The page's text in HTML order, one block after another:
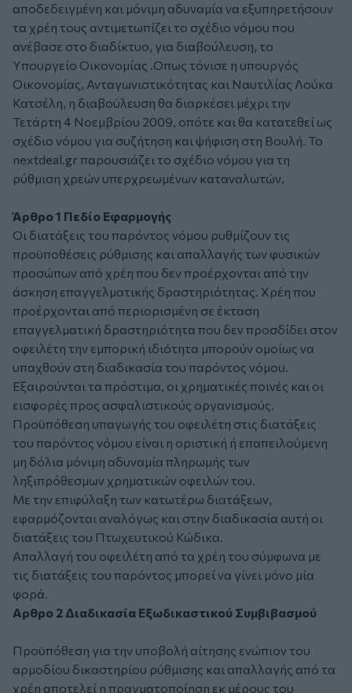
αποδεδειγμένη και μόνιμη αδυναμία να εξυπηρετήσουν
τα χρέη τους αντιμετωπίζει το σχέδιο νόμου που
ανέβασε στο διαδίκτυο, για διαβούλευση, το
Υπουργείο Οικονομίας .Οπως τόνισε η υπουργός
Οικονομίας, Ανταγωνιστικότητας και Ναυτιλίας Λούκα
Κατσέλη, η διαβούλευση θα διαρκέσει μέχρι την
Τετάρτη 4 Νοεμβρίου 2009, οπότε και θα κατατεθεί ως
σχέδιο νόμου για συζήτηση και ψήφιση στη Βουλή. Το
nextdeal.gr παρουσιάζει το σχέδιο νόμου για τη
ρύθμιση χρεών υπερχρεωμένων καταναλωτών.
Άρθρο 1 Πεδίο Εφαρμογής
Οι διατάξεις του παρόντος νόμου ρυθμίζουν τις
προϋποθέσεις ρύθμισης και απαλλαγής των φυσικών
προσώπων από χρέη που δεν προέρχονται από την
άσκηση επαγγελματικής δραστηριότητας. Χρέη που
προέρχονται από περιορισμένη σε έκταση
επαγγελματική δραστηριότητα που δεν προσδίδει στον
οφειλέτη την εμπορική ιδιότητα μπορούν ομοίως να
υπαχθούν στη διαδικασία του παρόντος νόμου.
Εξαιρούνται τα πρόστιμα, οι χρηματικές ποινές και οι
εισφορές προς ασφαλιστικούς οργανισμούς.
Προϋπόθεση υπαγωγής του οφειλέτη στις διατάξεις
του παρόντος νόμου είναι η οριστική ή επαπειλούμενη
μη δόλια μόνιμη αδυναμία πληρωμής των
ληξιπρόθεσμων χρηματικών οφειλών του.
Με την επιφύλαξη των κατωτέρω διατάξεων,
εφαρμόζονται αναλόγως και στην διαδικασία αυτή οι
διατάξεις του Πτωχευτικού Κώδικα.
Απαλλαγή του οφειλέτη από τα χρέη του σύμφωνα με
τις διατάξεις του παρόντος μπορεί να γίνει μόνο μία
φορά.
Αρθρο 2 Διαδικασία Εξωδικαστικού Συμβιβασμού
Προϋπόθεση για την υποβολή αίτησης ενώπιον του
αρμοδίου δικαστηρίου ρύθμισης και απαλλαγής από τα
χρέη αποτελεί η πραγματοποίηση εκ μέρους του